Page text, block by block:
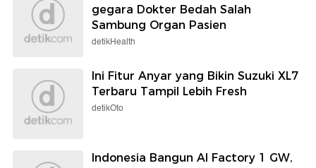
gegara Dokter Bedah Salah
Sambung Organ Pasien
detikHealth
Ini Fitur Anyar yang Bikin Suzuki XL7
Terbaru Tampil Lebih Fresh
detikOto
Indonesia Bangun AI Factory 1 GW,